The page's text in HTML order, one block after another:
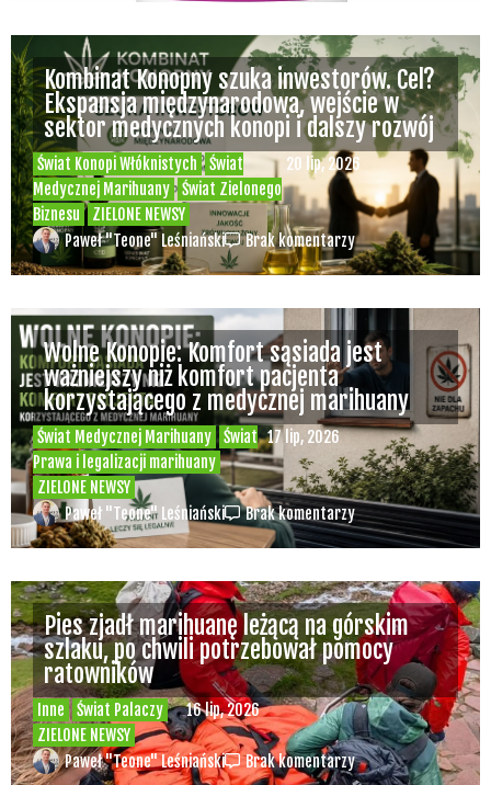
Świat Medycznej
Marihuany
ZIELONE
NEWSY
14 lip, 2026
Czy w pociągach PKP IC można używać
medycznej marihuany? Mamy odpowiedź
spółki
Paweł "Teone" Leśniański Brak komentarzy
Badania
Odmiany Medycznej
Marihuany
ZIELONE NEWSY
13 lip, 2026
Badania wykazały, że medyczna marihuana
łagodzi objawy „zespołu niespokojnych
nóg”
Paweł "Teone" Leśniański Brak komentarzy
Świat Medycznej Marihuany
Świat
Prawa i legalizacji marihuany
ZIELONE NEWSY
12 lip, 2026
Recepty na medyczną marihuanę –
Ministerstwo Zdrowia zapowiada kolejne
zmiany
Paweł "Teone" Leśniański 3 komentarzy